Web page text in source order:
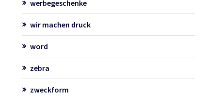
werbegeschenke
wir machen druck
word
zebra
zweckform